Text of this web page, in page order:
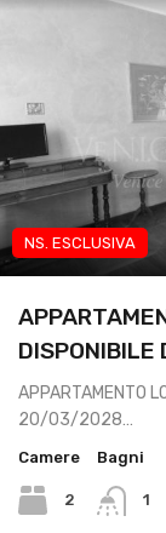
NS. ESCLUSIVA
APPARTAMENTO
20/03/2028…
Camere
2
Bagni
1